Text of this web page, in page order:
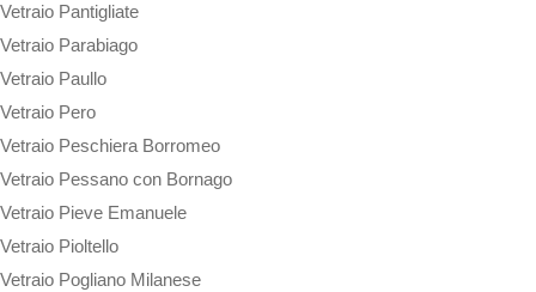
Vetraio Pantigliate
Vetraio Parabiago
Vetraio Paullo
Vetraio Pero
Vetraio Peschiera Borromeo
Vetraio Pessano con Bornago
Vetraio Pieve Emanuele
Vetraio Pioltello
Vetraio Pogliano Milanese